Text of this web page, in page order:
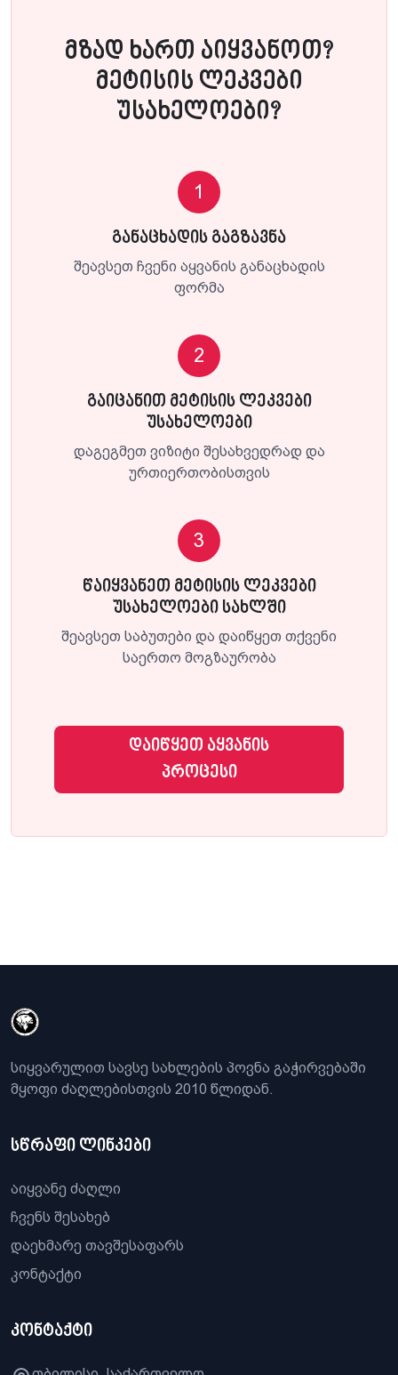
მზად ხართ აიყვანოთ?
მეტისის ლეკვები
უსახელოები?
1
განაცხადის გაგზავნა
შეავსეთ ჩვენი აყვანის განაცხადის
ფორმა
2
გაიცანით მეტისის ლეკვები
უსახელოები
დაგეგმეთ ვიზიტი შესახვედრად და
ურთიერთობისთვის
3
წაიყვანეთ მეტისის ლეკვები
უსახელოები სახლში
შეავსეთ საბუთები და დაიწყეთ თქვენი
საერთო მოგზაურობა
დაიწყეთ აყვანის
პროცესი
სიყვარულით სავსე სახლების პოვნა გაჭირვებაში
მყოფი ძაღლებისთვის 2010 წლიდან.
სწრაფი ლინკები
აიყვანე ძაღლი
ჩვენს შესახებ
დაეხმარე თავშესაფარს
კონტაქტი
კონტაქტი